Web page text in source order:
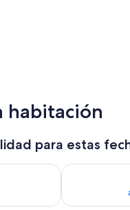
habitación
para estas
esta noche, ago 7 -
Consulta la